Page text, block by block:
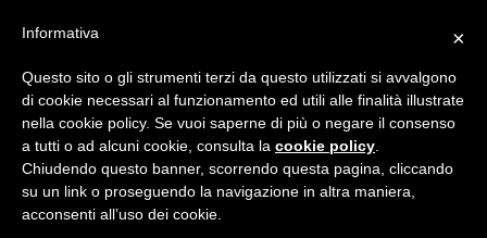
BROWSE TAG
Bar Europa- Page 2
La Bellezza che apre a un
mondo nuovo | Bar Europa
Theater am Kärntnertor. Vienna, 7 maggio
×
Informativa
Questo sito o gli strumenti terzi da questo utilizzati si avvalgono
di cookie necessari al funzionamento ed utili alle finalità illustrate
nella cookie policy. Se vuoi saperne di più o negare il consenso
a tutti o ad alcuni cookie, consulta la cookie policy
Chiudendo questo banner, scorrendo questa pagina, cliccando
su un link o proseguendo la navigazione in altra maniera,
acconsenti all’uso dei cookie.